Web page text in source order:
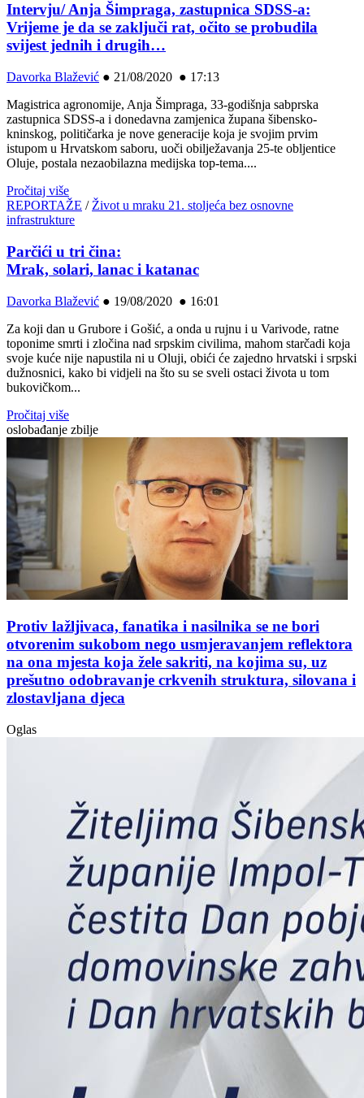
Intervju/ Anja Šimpraga, zastupnica SDSS-a:
Vrijeme je da se zaključi rat, očito se probudila
svijest jednih i drugih…
Davorka Blažević ● 21/08/2020 ● 17:13
Magistrica agronomije, Anja Šimpraga, 33-godišnja sabprska
zastupnica SDSS-a i donedavna zamjenica župana šibensko-
kninskog, političarka je nove generacije koja je svojim prvim
istupom u Hrvatskom saboru, uoči obilježavanja 25-te obljentice
Oluje, postala nezaobilazna medijska top-tema....
Pročitaj više
REPORTAŽE / Život u mraku 21. stoljeća bez osnovne
infrastrukture
Parčići u tri čina:
Mrak, solari, lanac i katanac
Davorka Blažević ● 19/08/2020 ● 16:01
Za koji dan u Grubore i Gošić, a onda u rujnu i u Varivode, ratne
toponime smrti i zločina nad srpskim civilima, mahom starčadi koja
svoje kuće nije napustila ni u Oluji, obići će zajedno hrvatski i srpski
dužnosnici, kako bi vidjeli na što su se sveli ostaci života u tom
bukovičkom...
Pročitaj više
oslobađanje zbilje
Protiv lažljivaca, fanatika i nasilnika se ne bori
otvorenim sukobom nego usmjeravanjem reflektora
na ona mjesta koja žele sakriti, na kojima su, uz
prešutno odobravanje crkvenih struktura, silovana i
zlostavljana djeca
Oglas